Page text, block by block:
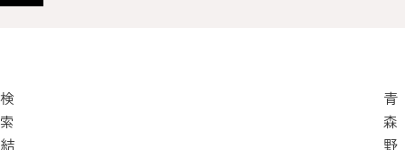
検
索
結
青
森
野